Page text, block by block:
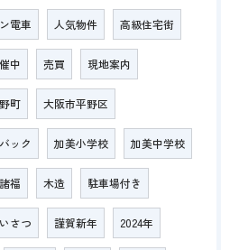
電車 人気物件 高級住宅街
中 売買 現地案内
町 大阪市平野区
ック 加美小学校 加美中学校
福 木造 駐車場付き
さつ 謹賀新年 2024年